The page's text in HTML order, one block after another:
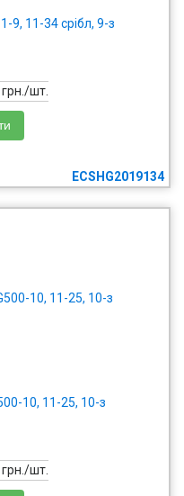
9, 11-34 срібл, 9-з
шт.
ECSHG2019134
10, 11-25, 10-з
шт.